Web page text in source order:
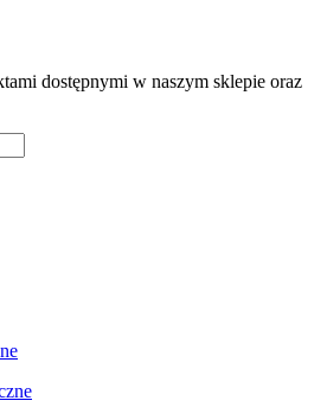
dostępnymi w naszym sklepie oraz